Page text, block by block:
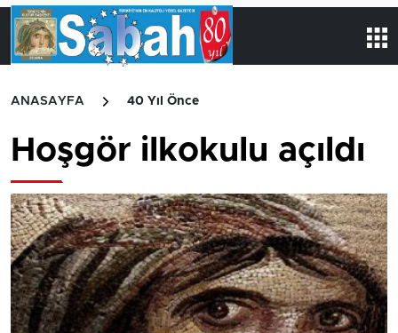
ANASAYFA 40 Yıl Önce
Hoşgör ilkokulu açıldı